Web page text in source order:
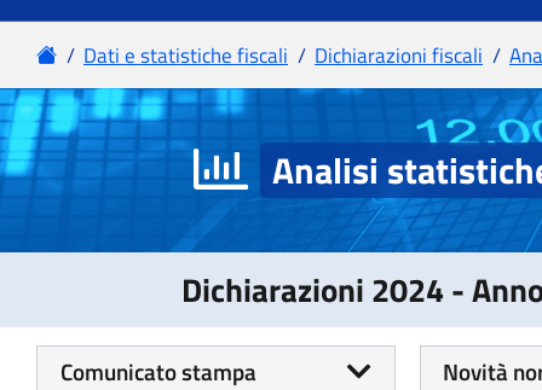
Analisi
Dichiarazioni 2024 -
Comunicato stampa
Novità